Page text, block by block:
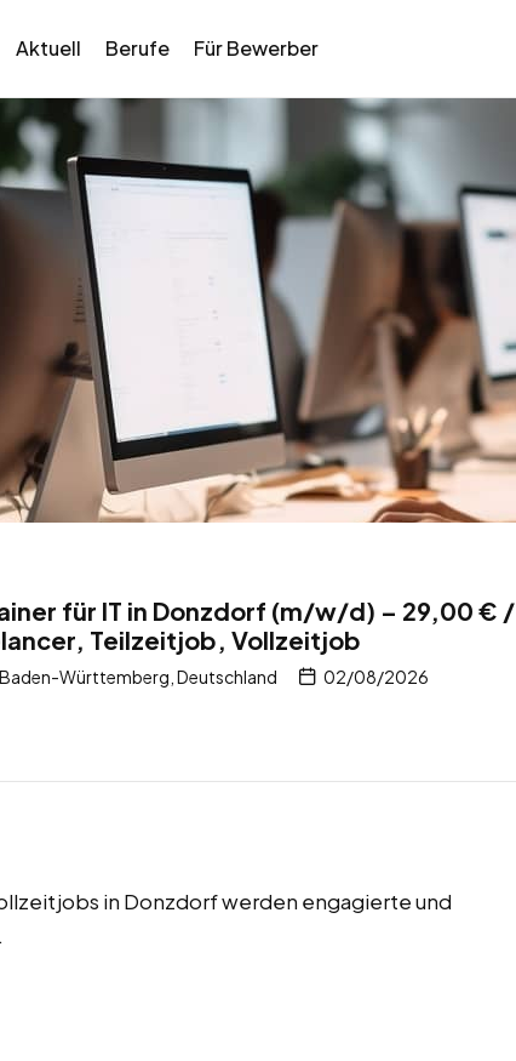
Aktuell Berufe Für Bewerber
für IT in Donzdorf (m/w/d) – 29,00 € /
Teilzeitjob, Vollzeitjob
Württemberg, Deutschland 02/08/2026
in Donzdorf werden engagierte und